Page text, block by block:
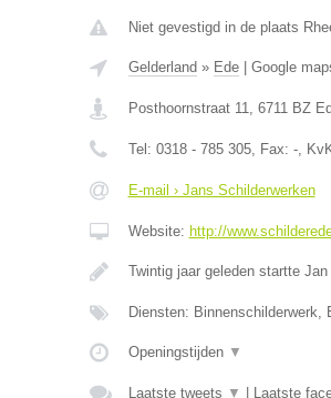
Niet gevestigd in de plaats
Gelderland » Ede| Google
Posthoornstraat 11, 6711 BZ
Tel: 0318 - 785 305, Fax: -,
E-mail › Jans Schilderwerken
Website: http://
Twintig jaar geleden startte
Diensten: Binnenschilderwerk,
Openingstijden ▼
Laatste tweets ▼ Laatste